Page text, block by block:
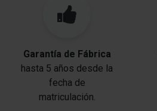
Garantía de Fábrica
hasta 5 años desde la
fecha de
matriculación.